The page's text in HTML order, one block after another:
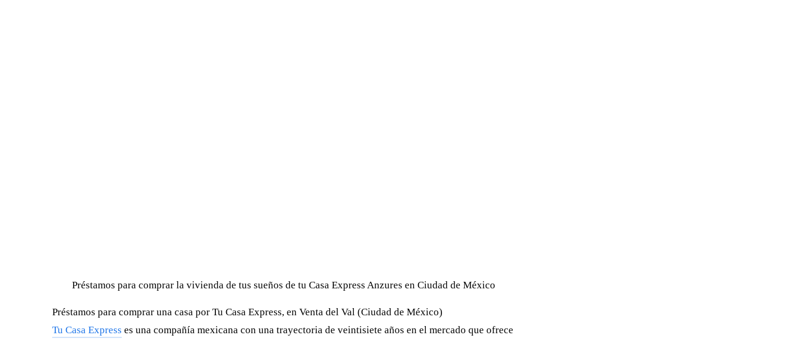
Préstamos para comprar la vivienda de tus sueños de tu Casa Express Anzures en Ciudad de México
Préstamos para comprar una casa por Tu Casa Express, en Venta del Val (Ciudad de México)
Tu Casa Express es una compañía mexicana con una trayectoria de veintisiete años en el mercado que ofrece